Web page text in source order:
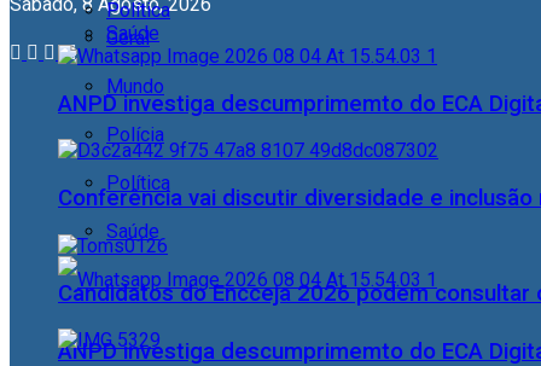
Geral
Mundo
Polícia
Política
Saúde
ANPD investiga descumprimemto do ECA
Política
Saúde
ANPD investiga descumprimemto do ECA
Conferência vai discutir diversidade e inclusão
Candidatos do Encceja 2026 podem